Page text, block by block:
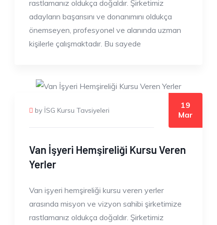
rastlamanız oldukça doğaldır. Şirketimiz
adayların başarısını ve donanımını oldukça
önemseyen, profesyonel ve alanında uzman
kişilerle çalışmaktadır. Bu sayede
by İSG Kursu Tavsiyeleri
19
Mar
Van İşyeri Hemşireliği Kursu Veren
Yerler
Van işyeri hemşireliği kursu veren yerler
arasında misyon ve vizyon sahibi şirketimize
rastlamanız oldukça doğaldır. Şirketimiz